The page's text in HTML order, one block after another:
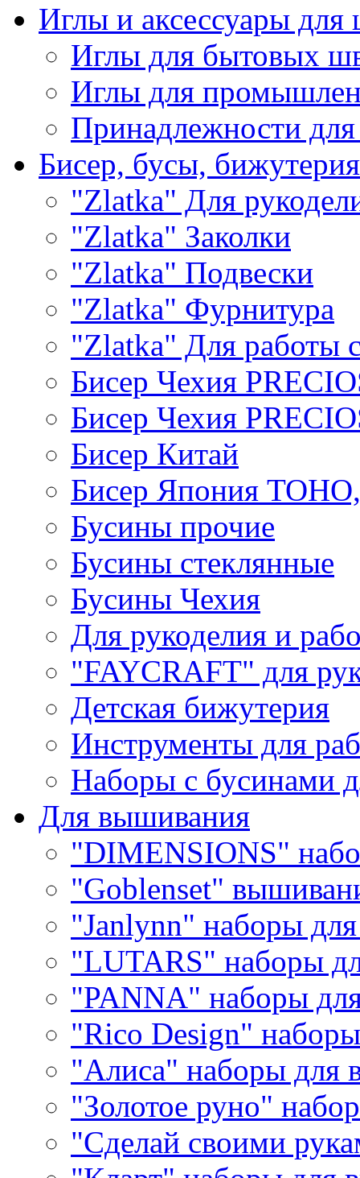
Иглы и аксессуары
Иглы для бытовых
Иглы для
Принадлежности
Бисер, бусы, бижутерия
"Zlatka" Для
"Zlatka" Заколки
"Zlatka" Подвески
"Zlatka" Фурнитура
"Zlatka" Для работы
Бисер Чехия
Бисер Чехия
Бисер Китай
Бисер Япония
Бусины прочие
Бусины стеклянные
Бусины Чехия
Для рукоделия и
"FAYCRAFT" для
Детская бижутерия
Инструменты для
Наборы с бусинами
Для вышивания
"DIMENSIONS"
"Goblenset"
"Janlynn" наборы
"LUTARS" наборы
"PANNA" наборы
"Rico Design"
"Алиса" наборы для
"Золотое руно"
"Сделай своими